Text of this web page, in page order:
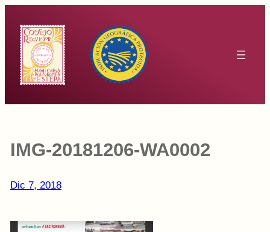
contenido
IMG-20181206-WA0002
Dic 7, 2018